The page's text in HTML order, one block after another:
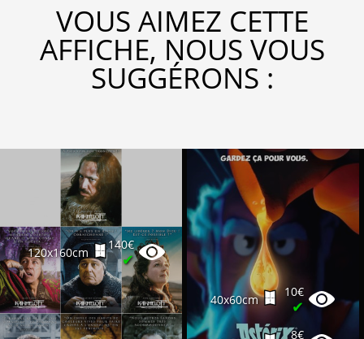
VOUS AIMEZ CETTE
AFFICHE, NOUS VOUS
SUGGÉRONS :
120x160cm
140€
✔
40x60cm
10€
✔
8€